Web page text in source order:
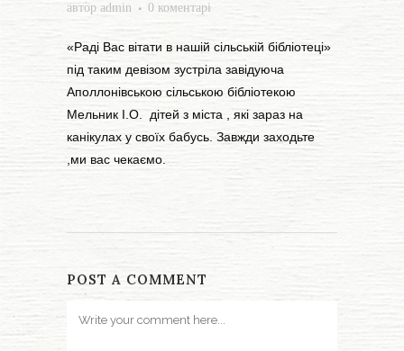
автор admin 0 коментарі
«Раді Вас вітати в нашій сільській бібліотеці»
під таким девізом зустріла завідуюча
Аполлонівською сільською бібліотекою
Мельник І.О. дітей з міста , які зараз на
канікулах у своїх бабусь. Завжди заходьте
,ми вас чекаємо.
POST A COMMENT